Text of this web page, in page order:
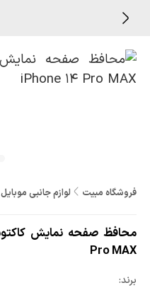
فروشگاه مبیت لوازم جانبی موبایل
Pro MAX
برند: